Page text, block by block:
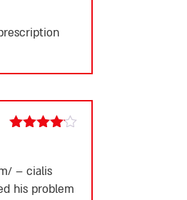
of
– cialis
his problem